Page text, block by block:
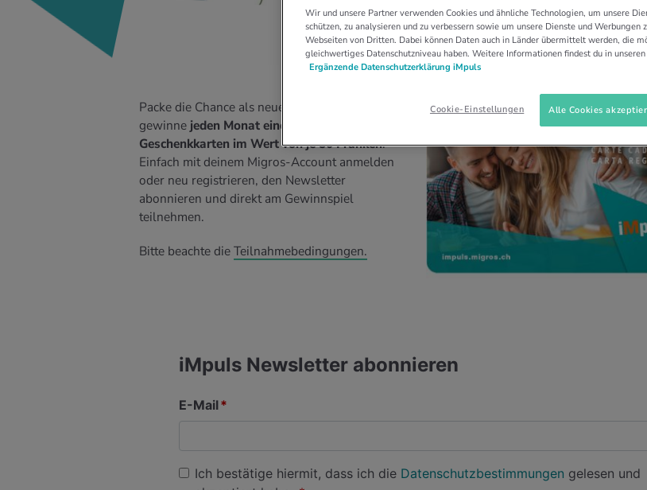
Packe die Chance als neue*r Abonnent*in und
gewinne jeden Monat eine von zwei Migros-
Geschenkkarten im Wert von je 50 Franken.
Einfach mit deinem Migros-Account anmelden
oder neu registrieren, den Newsletter
abonnieren und direkt am Gewinnspiel
teilnehmen.
Bitte beachte dieTeilnahmebedingungen.
Wir und unsere Partner verwenden Cookies und ähnliche Technologien, um unsere
schützen, zu analysieren und zu verbessern sowie um unsere Dienste und Werbungen
Webseiten von Dritten. Dabei können Daten auch in Länder übermittelt werden, die
gleichwertiges Datenschutzniveau haben. Weitere Informationen findest du in unseren
Ergänzende Datenschutzerklärung iMpuls
Cookie-Einstellungen Alle Cookies